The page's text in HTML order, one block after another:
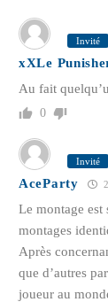
Invité
xXLe
Au fait
0
Invité
AceParty
Le montage est
montages
Après
que d’autres
joueur au